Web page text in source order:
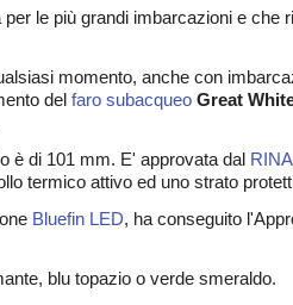
le più grandi imbarcazioni e che
momento, anche con
del faro subacqueo Great
è di 101 mm. E' approvata dal RINA
termico attivo ed uno strato
Bluefin LED, ha conseguito
blu topazio o verde smeraldo.